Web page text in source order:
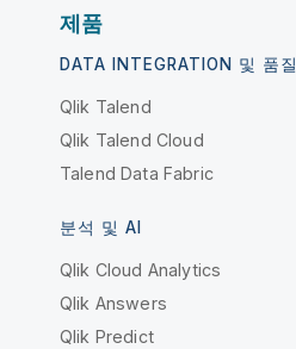
제품
DATA INTEGRATION 및 품질
Qlik Talend
Qlik Talend Cloud
Talend Data Fabric
분석 및 AI
Qlik Cloud Analytics
Qlik Answers
Qlik Predict